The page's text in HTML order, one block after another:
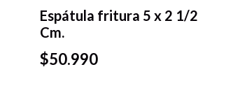
Espátula fritura 5 x 2 1/2
Cm.
$50.990